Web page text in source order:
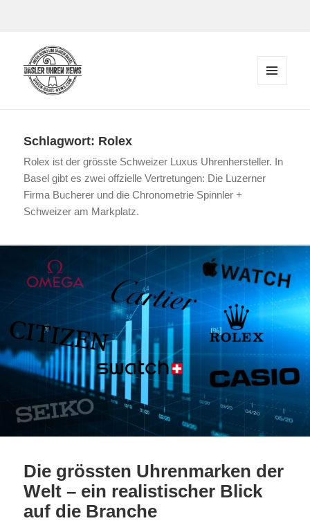
Schlagwort: Rolex
Rolex ist der grösste Schweizer Luxus Uhrenhersteller. In
Basel gibt es zwei offzielle Vertretungen: Die Luzerner
Firma Bucherer und die Chronometrie Spinnler +
Schweizer am Markplatz.
Die grössten Uhrenmarken der
Welt – ein realistischer Blick
auf die Branche